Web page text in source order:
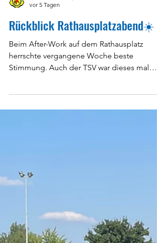
vor 5 Tagen
Rückblick Rathausplatzabend☀️
Beim After-Work auf dem Rathausplatz
herrschte vergangene Woche beste
Abend bei. Die Besucher konnten leckere
rundum gelungener Abend mit vielen gut
gelaunten Gästen. Vielen Dank an alle